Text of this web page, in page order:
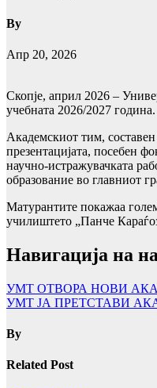
By
Апр 20, 2026
Скопје, април 2026 –
учебната 2026/2027 година.
Академскиот тим,
презентацијата, посебен
научно-истражувачката
образование во главниот
Матурантите покажаа
училиштето „Панче
Навигација на
УMТ ОТВОРА НОВИ
УМТ ЈА ПРЕТСТАВИ
By
Related Post